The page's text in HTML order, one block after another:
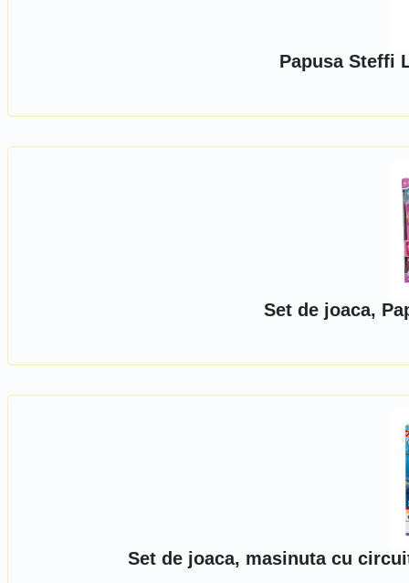
Papusa Steffi
Set de joaca,
Set de joaca, masinuta cu